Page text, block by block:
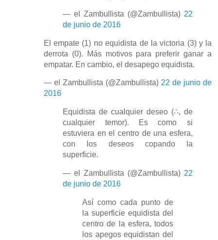
— el Zambullista (@Zambullista) 22
de junio de 2016
El empate (1) no equidista de la victoria (3) y la
derrota (0). Más motivos para preferir ganar a
empatar. En cambio, el desapego equidista.
— el Zambullista (@Zambullista) 22 de junio de
2016
Equidista de cualquier deseo (∴, de
cualquier temor). Es como si
estuviera en el centro de una esfera,
con los deseos copando la
superficie.
— el Zambullista (@Zambullista) 22
de junio de 2016
Así como cada punto de
la superficie equidista del
centro de la esfera, todos
los apegos equidistan del